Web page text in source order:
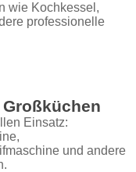
wie Kochkessel,
professionelle
Einsatz:
und andere